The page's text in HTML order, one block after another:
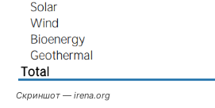
Скриншот — irena.org